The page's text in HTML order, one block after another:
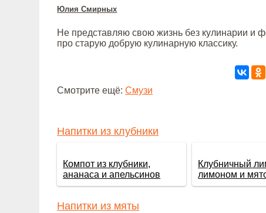
Юлия Смирных
Не представляю свою жизнь без кулинарии и
про старую добрую кулинарную классику.
Смотрите ещё:Смузи
Напитки из клубники
Компот из клубники,
ананаса и апельсинов
Клубничный
лимоном и
Напитки из мяты